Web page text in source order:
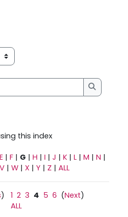
this index
Search
this index
E |F | G |H |I |J |K |L |M |N |
V |W | X |Y | Z |ALL
) 1 2 3 4 5 6 (Next)
ALL